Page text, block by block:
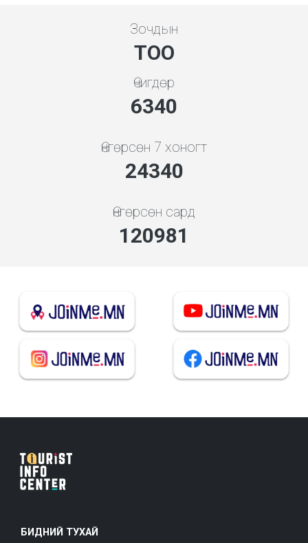
Зочдын
ТОО
Өчигдөр
7608
Өнгөрсөн 7 хоногт
29208
Өнгөрсөн сард
145177
БИДНИЙ ТУХАЙ